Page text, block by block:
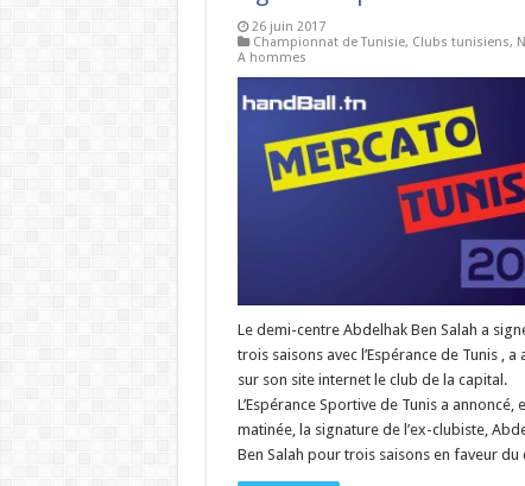
26 juin 2017
Championnat de Tunisie, Clubs tunisiens,
A hommes
Le demi-centre Abdelhak Ben Salah a
trois saisons avec l’Espérance de Tunis , a
sur son site internet le club de la capital.
L’Espérance Sportive de Tunis a annoncé,
matinée, la signature de l’ex-clubiste,
Ben Salah pour trois saisons en faveur